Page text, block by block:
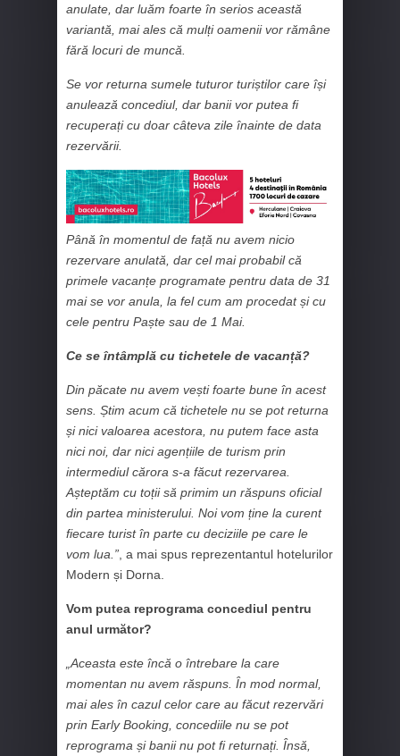
anulate, dar luăm foarte în serios această
variantă, mai ales că mulți oamenii vor rămâne
fără locuri de muncă.
Se vor returna sumele tuturor turiștilor care își
anulează concediul, dar banii vor putea fi
recuperați cu doar câteva zile înainte de data
rezervării.
Până în momentul de față nu avem nicio
rezervare anulată, dar cel mai probabil că
primele vacanțe programate pentru data de 31
mai se vor anula, la fel cum am procedat și cu
cele pentru Paște sau de 1 Mai.
Ce se întâmplă cu tichetele de vacanță?
Din păcate nu avem vești foarte bune în acest
sens. Știm acum că tichetele nu se pot returna
și nici valoarea acestora, nu putem face asta
nici noi, dar nici agențiile de turism prin
intermediul cărora s-a făcut rezervarea.
Așteptăm cu toții să primim un răspuns oficial
din partea ministerului. Noi vom ține la curent
fiecare turist în parte cu deciziile pe care le
vom lua.” , a mai spus reprezentantul hotelurilor
Modern și Dorna.
Vom putea reprograma concediul pentru
anul următor?
„Aceasta este încă o întrebare la care
momentan nu avem răspuns. În mod normal,
mai ales în cazul celor care au făcut rezervări
prin Early Booking, concediile nu se pot
reprograma și banii nu pot fi returnați. Însă,